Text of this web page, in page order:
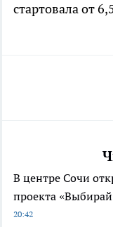
стартовала от
В центре Сочи
проекта
20:42